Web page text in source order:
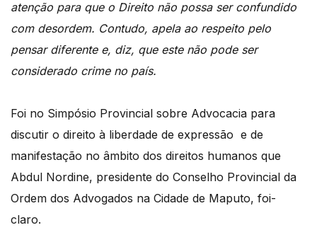
atenção para que o Direito não possa ser confundido
com desordem. Contudo, apela ao respeito pelo
pensar diferente e, diz, que este não pode ser
considerado crime no país.
Foi no Simpósio Provincial sobre Advocacia para
discutir o direito à liberdade de expressão e de
manifestação no âmbito dos direitos humanos que
Abdul Nordine, presidente do Conselho Provincial da
Ordem dos Advogados na Cidade de Maputo, foi-
claro.